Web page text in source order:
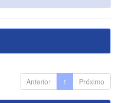
Anterior 1 Próximo